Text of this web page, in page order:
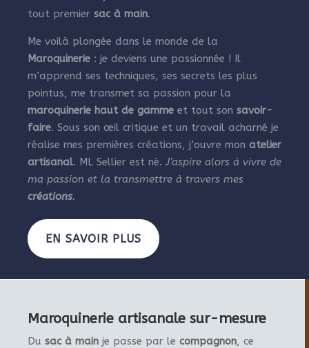
tout premier sac à main.
Me voilà plongée dans le monde de la
Maroquinerie : je deviens une passionnée ! Il
m’apprend ses techniques, ses secrets les plus
pointus, me transmet sa passion pour la
maroquinerie haut de gamme et tout son savoir-
faire. Sous son œil critique et un travail acharné je
réalise mes premières créations, j’ouvre mon atelier
artisanal. ML Sellier est né. J’aspire alors à vivre de
ma passion et la transmettre à travers mes
créations.
EN SAVOIR PLUS
Maroquinerie artisanale sur-mesure
Du sac à main je passe par le compagnon, ce